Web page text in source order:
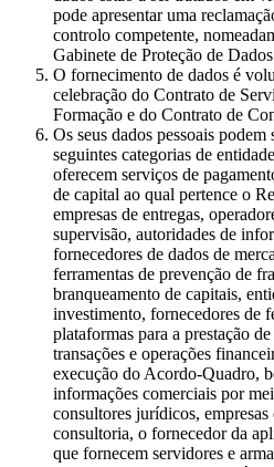
pode apresentar uma
controlo competente,
Gabinete de Proteção de
O fornecimento de dados é
celebração do Contrato de
Formação e do Contrato de
Os seus dados pessoais podem
seguintes categorias de
oferecem serviços de
de capital ao qual pertence o
empresas de entregas,
supervisão, autoridades de
fornecedores de dados de
ferramentas de prevenção de
branqueamento de capitais,
investimento, fornecedores de
plataformas para a prestação
transações e operações
execução do Acordo-Quadro,
informações comerciais por
consultores jurídicos,
consultoria, o fornecedor da
que fornecem servidores e